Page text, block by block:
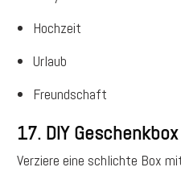
Hochzeit
Urlaub
Freundschaft
17. DIY Geschenkbox
Verziere eine schlichte Box